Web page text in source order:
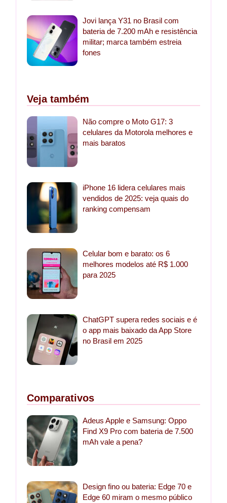
Jovi lança Y31 no Brasil com
bateria de 7.200 mAh e resistência
militar; marca também estreia
fones
Veja também
Não compre o Moto G17: 3
celulares da Motorola melhores e
mais baratos
iPhone 16 lidera celulares mais
vendidos de 2025: veja quais do
ranking compensam
Celular bom e barato: os 6
melhores modelos até R$ 1.000
para 2025
ChatGPT supera redes sociais e é
o app mais baixado da App Store
no Brasil em 2025
Comparativos
Adeus Apple e Samsung: Oppo
Find X9 Pro com bateria de 7.500
mAh vale a pena?
Design fino ou bateria: Edge 70 e
Edge 60 miram o mesmo público